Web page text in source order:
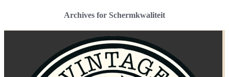
Archives for Schermkwaliteit